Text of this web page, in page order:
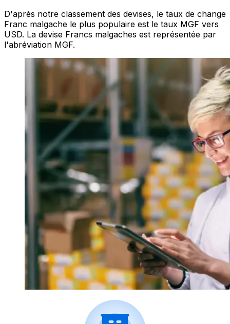
D'après notre classement des devises, le taux de change
Franc malgache le plus populaire est le taux MGF vers
USD. La devise Francs malgaches est représentée par
l'abréviation MGF.